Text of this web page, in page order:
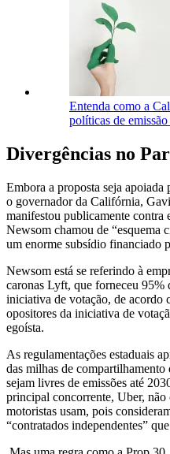
Entenda como a
políticas de
Divergências no
Embora a proposta seja
o governador da Califórnia,
manifestou publicamente contra
Newsom chamou de “esquema
um enorme subsídio financiado
Newsom está se referindo à
caronas Lyft, que forneceu 95%
iniciativa de votação, de acordo
opositores da iniciativa de
egoísta.
As regulamentações estaduais
das milhas de
sejam livres de emissões até
principal concorrente, Uber, não
motoristas usam, pois
“contratados independentes”